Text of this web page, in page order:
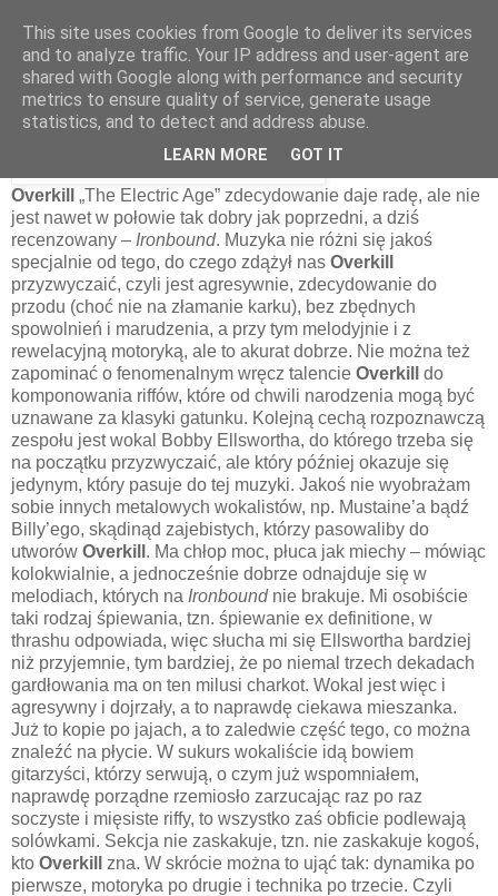
2 stycznia 2013
Overkill – Ironbound [2010]
Ostatni krążek
Overkill
„The Electric Age” zdecydowanie daje radę, ale nie
jest nawet w połowie tak dobry jak poprzedni, a dziś
recenzowany – Ironbound. Muzyka nie różni się jakoś
specjalnie od tego, do czego zdążył nas Overkill
przyzwyczaić, czyli jest agresywnie, zdecydowanie do
przodu (choć nie na złamanie karku), bez zbędnych
spowolnień i marudzenia, a przy tym melodyjnie i z
rewelacyjną motoryką, ale to akurat dobrze. Nie można też
zapominać o fenomenalnym wręcz talencie Overkill
do
komponowania riffów, które od chwili narodzenia mogą być
uznawane za klasyki gatunku. Kolejną cechą rozpoznawczą
zespołu jest wokal Bobby Ellswortha, do którego trzeba się
na początku przyzwyczaić, ale który później okazuje się
jedynym, który pasuje do tej muzyki. Jakoś nie wyobrażam
sobie innych metalowych wokalistów, np. Mustaine’a bądź
Billy’ego, skądinąd zajebistych, którzy pasowaliby do
utworów Overkill . Ma chłop moc, płuca jak miechy – mówiąc
kolokwialnie, a jednocześnie dobrze odnajduje się w
melodiach, których na Ironboundnie brakuje. Mi osobiście
taki rodzaj śpiewania, tzn. śpiewanie ex definitione, w
thrashu odpowiada, więc słucha mi się Ellswortha bardziej
niż przyjemnie, tym bardziej, że po niemal trzech dekadach
gardłowania ma on ten milusi charkot. Wokal jest więc i
agresywny i dojrzały, a to naprawdę ciekawa mieszanka.
Już to kopie po jajach, a to zaledwie część tego, co można
znaleźć na płycie. W sukurs wokaliście idą bowiem
gitarzyści, którzy serwują, o czym już wspomniałem,
naprawdę porządne rzemiosło zarzucając raz po raz
soczyste i mięsiste riffy, to wszystko zaś obficie podlewają
solówkami. Sekcja nie zaskakuje, tzn. nie zaskakuje kogoś,
kto Overkill
zna. W skrócie można to ująć tak: dynamika po
pierwsze, motoryka po drugie i technika po trzecie. Czyli
This site uses cookies from Google to deliver its services
and to analyze traffic. Your IP address and user-agent are
shared with Google along with performance and security
metrics to ensure quality of service, generate usage
statistics, and to detect and address abuse.
LEARN MORE GOT IT